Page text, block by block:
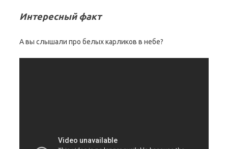
Интересный факт
А вы слышали про белых карликов в небе?